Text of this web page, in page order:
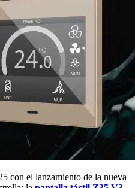
con el lanzamiento de la nueva